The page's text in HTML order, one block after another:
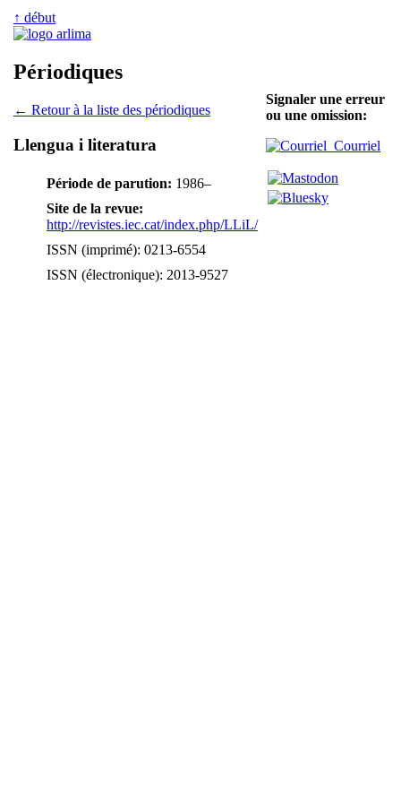
↑ début
Périodiques
← Retour à la liste des périodiques
Llengua i literatura
Période de parution: 1986–
Site de la revue:
http://revistes.iec.cat/index.php/LLiL/
ISSN (imprimé): 0213-6554
ISSN (électronique): 2013-9527
Signaler une erreur
ou une omission:
Courriel